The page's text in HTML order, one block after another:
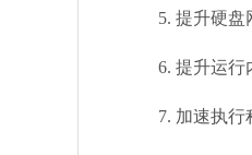
5. 提升硬盘网
6. 提升运行内
7. 加速执行程